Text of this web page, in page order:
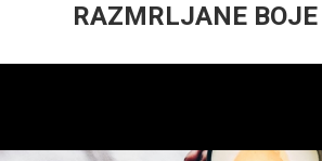
RAZMRLJANE